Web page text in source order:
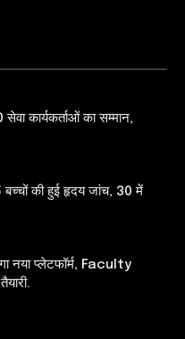
कार्यकर्ताओं का सम्मान,
की हुई हृदय जांच, 30 में
नया प्लेटफॉर्म, Faculty